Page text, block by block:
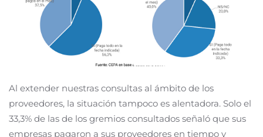
Al extender nuestras consultas al ámbito de los
proveedores, la situación tampoco es alentadora. Solo el
33,3% de las de los gremios consultados señaló que sus
empresas pagaron a sus proveedores en tiempo y